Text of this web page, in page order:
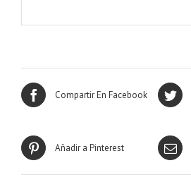
Compartir En Facebook
Añadir a Pinterest